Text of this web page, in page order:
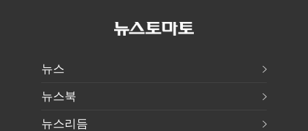
뉴스
뉴스북
뉴스리듬